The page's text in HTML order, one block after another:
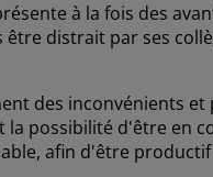
à la fois des
être distrait par ses
des inconvénients
possibilité d'être en
afin d'être